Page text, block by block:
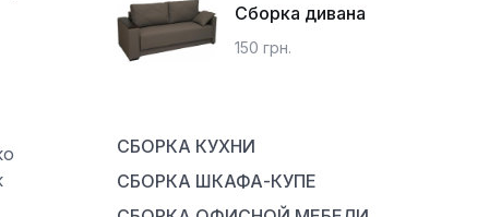
Сборка дивана
150 грн.
СБОРКА КУХНИ
СБОРКА ШКАФА-КУПЕ